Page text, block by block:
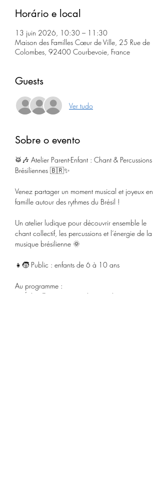
Horário e local
13 juin 2026, 10:30 – 11:30
Maison des Familles Cœur de Ville, 25 Rue de
Colombes, 92400 Courbevoie, France
Guests
Ver tudo
Sobre o evento
🥁🎶 Atelier Parent-Enfant : Chant & Percussions
Brésiliennes 🇧🇷✨
Venez partager un moment musical et joyeux en
famille autour des rythmes du Brésil !
Un atelier ludique pour découvrir ensemble le
chant collectif, les percussions et l’énergie de la
musique brésilienne 🌞
👧🧒 Public : enfants de 6 à 10 ans
Au programme :
🎵 Échauffement corporel et vocal